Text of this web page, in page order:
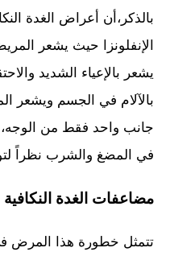
بالذكر،أن أعراض الغدة
الإنفلونزا حيث يشعر
يشعر بالإعياء الشديد
بالآلام في الجسم ويشعر
جانب واحد فقط من
في المضغ والشرب نظراً
مضاعفات الغدة النكافية
تتمثل خطورة هذا المرض في